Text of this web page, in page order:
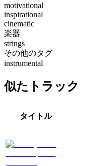
motivational
inspirational
cinematic
楽器
strings
その他のタグ
instrumental
似たトラック
タイトル